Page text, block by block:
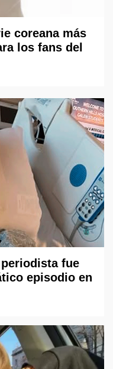
coreana más
los fans del
fue
episodio en